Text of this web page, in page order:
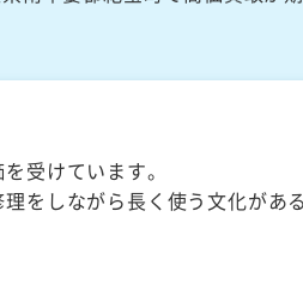
受けています。
をしながら長く使う文化がある